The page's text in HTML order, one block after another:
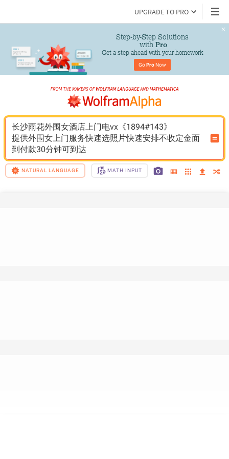
UPGRADE TO PRO
Step-by-Step Solutions
with Pro
Get a step ahead with your homework
Go Pro Now
长沙雨花外围女酒店上门电vx《1894#143》
提供外围女上门服务快速选照片快速安排不收定金面
到付款30分钟可到达
NATURAL LANGUAGE MATH INPUT